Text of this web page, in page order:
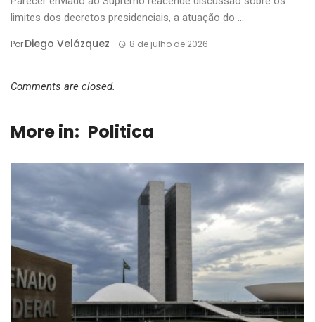
limites dos decretos presidenciais, a atuação do ...
PorDiego Velázquez 8 de julho de 2026
Comments are closed.
More in: Politica